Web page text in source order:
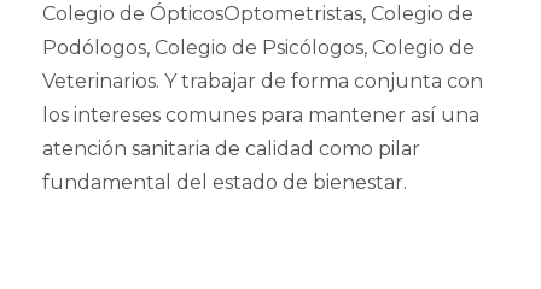
Colegio de ÓpticosOptometristas, Colegio de
Podólogos, Colegio de Psicólogos, Colegio de
Veterinarios. Y trabajar de forma conjunta con
los intereses comunes para mantener así una
atención sanitaria de calidad como pilar
fundamental del estado de bienestar.